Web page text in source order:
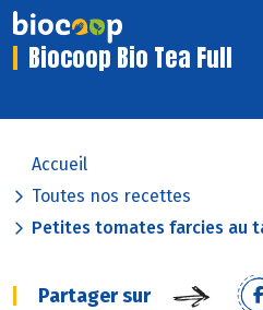
Biocoop Bio Tea Full
Accueil
Toutes nos recettes
Petites tomates farcies au
Partager sur